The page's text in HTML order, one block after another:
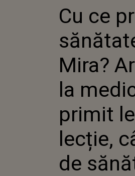
Cu ce
Mira?
la
primit
lecție,
de